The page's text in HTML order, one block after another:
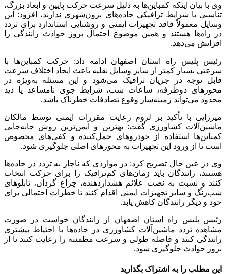
وی با بیان اینکه کمباین‌ها به دلیل سرعت حرکت پایین و ابعاد بزرگ،
تناسبی با شرایط ترافیکی جاده‌های برون‌شهری ندارند، افزود: این
وسایل معمولاً فاقد تجهیزات ایمنی و روشنایی استاندارد برای تردد
در راه‌ها هستند و همین موضوع احتمال بروز حوادث رانندگی را
افزایش می‌دهد.
رئیس پلیس راه استان اصفهان ادامه داد: حرکت کمباین‌ها با
سرعتی بسیار کمتر از سایر وسایل نقلیه باعث ایجاد اختلاف سرعت
قابل توجه در جریان ترافیک می‌شود و این مسئله به‌ویژه در
محورهای دوطرفه، ساعات شب، شرایط جوی نامساعد یا دید
محدود می‌تواند زمینه‌ساز وقوع تصادفات خطرناک باشد.
میرزایی با تأکید بر لزوم رعایت مقررات ایمنی توسط مالکان
ماشین‌آلات کشاورزی گفت: بهترین و ایمن‌ترین روش جابه‌جایی
کمباین‌ها استفاده از خودروهای حمل‌کننده و کفی‌های مخصوص
است تا از ورود این تجهیزات به محورهای اصلی جلوگیری شود.
وی در عین حال تصریح کرد: در مواردی که ناچار به تردد در جاده‌ها
هستند، رانندگان باید زمان‌های کم‌ترافیک را برای حرکت انتخاب
کنند و نسبت به نصب علائم هشداردهنده، چراغ گردان، تابلوهای
شب‌رنگ و سایر تجهیزات ایمنی اقدام کنند تا خطرات احتمالی برای
خود و دیگر رانندگان کاهش یابد.
رئیس پلیس راه استان اصفهان از رانندگان خواست در صورت
مشاهده تردد ماشین‌آلات کشاورزی در جاده‌ها با احتیاط بیشتری
رانندگی کنند و فاصله طولی و سرعت مطمئنه را رعایت کنند تا از
بروز حوادث جلوگیری شود.
این مطلب را به اشتراک بگذارید